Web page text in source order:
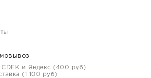
и Яндекс (400 руб)
(1 100 руб)